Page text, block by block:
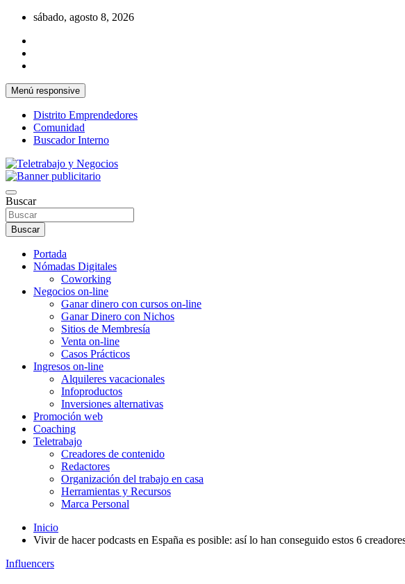
Saltar
contenido
sábado, agosto 8, 2026
Menú responsive
Distrito Emprendedores
Comunidad
Buscador Interno
Teletrabajo y Negocios
Buscar
Buscar
Portada
Nómadas Digitales
Coworking
Negocios on-line
Ganar dinero con cursos on-line
Ganar Dinero con Nichos
Sitios de Membresía
Venta on-line
Casos Prácticos
Ingresos on-line
Alquileres vacacionales
Infoproductos
Inversiones alternativas
Promoción web
Coaching
Teletrabajo
Creadores de contenido
Redactores
Organización del trabajo en casa
Herramientas y Recursos
Marca Personal
Inicio
Vivir de hacer podcasts en España es posible: así lo han conseguido estos 6
Influencers